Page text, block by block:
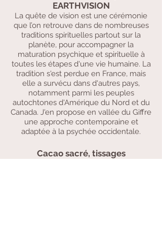
EARTHVISION
La quête de vision est une cérémonie
que l’on retrouve dans de nombreuses
traditions spirituelles partout sur la
planète, pour accompagner la
maturation psychique et spirituelle à
toutes les étapes d'une vie humaine. La
tradition s'est perdue en France, mais
elle a survécu dans d'autres pays,
notamment parmi les peuples
autochtones d'Amérique du Nord et du
Canada. J'en propose en vallée du Giffre
une approche contemporaine et
adaptée à la psychée occidentale.
Cacao sacré, tissages